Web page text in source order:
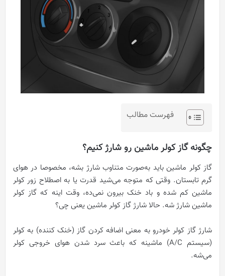
فهرست مطالب
چگونه گاز کولر ماشین رو شارژ کنیم؟
گاز کولر ماشین باید به‌صورت متناوب شارژ بشه، مخصوصا در هوای
گرم تابستان. وقتی که متوجه می‌شید قدرت یا به اصطلاح زور کولر
ماشین کم شده و باد خنک بیرون نمی‌ده، وقت اینه که گاز کولر
ماشین شارژ شه. حالا شارژ گاز کولر ماشین یعنی چی؟
شارژ گاز کولر خودرو به معنی اضافه کردن گاز (خنک کننده) به کولر
(سیستم A/C) ماشینه که باعث سرد شدن هوای خروجی کولر
می‌شه.